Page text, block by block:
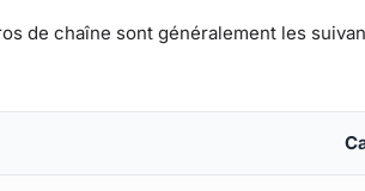
de chaîne sont généralement les